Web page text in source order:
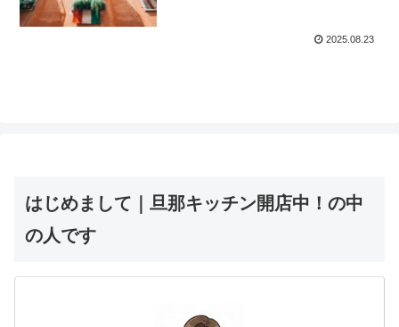
2025.08.23
はじめまして｜旦那キッチン開店中！の中
の人です